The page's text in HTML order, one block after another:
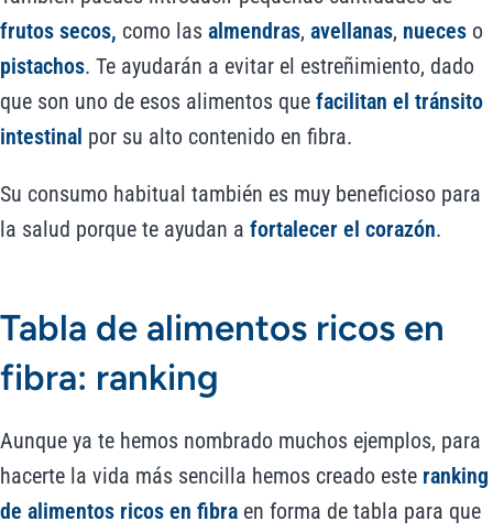
frutos secos, como las almendras, avellanas, nueces o
pistachos. Te ayudarán a evitar el estreñimiento, dado
que son uno de esos alimentos que facilitan el tránsito
intestinal por su alto contenido en fibra.
Su consumo habitual también es muy beneficioso para
la salud porque te ayudan a fortalecer el corazón.
Tabla de alimentos ricos en
fibra: ranking
Aunque ya te hemos nombrado muchos ejemplos, para
hacerte la vida más sencilla hemos creado este ranking
de alimentos ricos en fibra en forma de tabla para que